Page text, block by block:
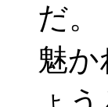
だ
魅